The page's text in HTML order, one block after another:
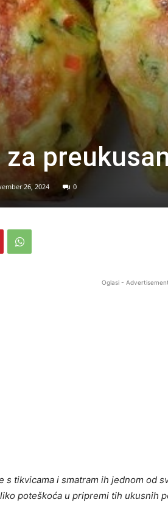
za
26, 2024 0
Oglasi - Advertisement
s tikvicama i smatram ih jednom od
poteškoća u pripremi tih ukusnih